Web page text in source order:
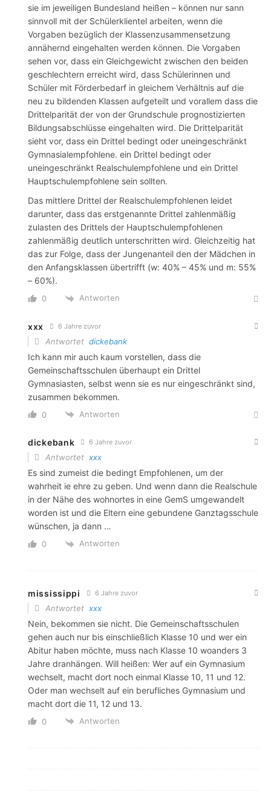
sie im jeweiligen Bundesland heißen – können nur sann
sinnvoll mit der Schülerklientel arbeiten, wenn die
Vorgaben bezüglich der Klassenzusammensetzung
annähernd eingehalten werden können. Die Vorgaben
sehen vor, dass ein Gleichgewicht zwischen den beiden
geschlechtern erreicht wird, dass Schülerinnen und
Schüler mit Förderbedarf in gleichem Verhältnis auf die
neu zu bildenden Klassen aufgeteilt und vorallem dass die
Drittelparität der von der Grundschule prognostizierten
Bildungsabschlüsse eingehalten wird. Die Drittelparität
sieht vor, dass ein Drittel bedingt oder uneingeschränkt
Gymnasialempfohlene. ein Drittel bedingt oder
uneingeschränkt Realschulempfohlene und ein Drittel
Hauptschulempfohlene sein sollten.
Das mittlere Drittel der Realschulempfohlenen leidet
darunter, dass das erstgenannte Drittel zahlenmäßig
zulasten des Drittels der Hauptschulempfohlenen
zahlenmäßig deutlich unterschritten wird. Gleichzeitig hat
das zur Folge, dass der Jungenanteil den der Mädchen in
den Anfangsklassen übertrifft (w: 40% – 45% und m: 55%
– 60%).
0 Antworten
xxx 6 Jahre zuvor
Antwortet dickebank
Ich kann mir auch kaum vorstellen, dass die
Gemeinschaftsschulen überhaupt ein Drittel
Gymnasiasten, selbst wenn sie es nur eingeschränkt sind,
zusammen bekommen.
0 Antworten
dickebank 6 Jahre zuvor
Antwortet xxx
Es sind zumeist die bedingt Empfohlenen, um der
wahrheit ie ehre zu geben. Und wenn dann die Realschule
in der Nähe des wohnortes in eine GemS umgewandelt
worden ist und die Eltern eine gebundene Ganztagsschule
wünschen, ja dann …
0 Antworten
mississippi 6 Jahre zuvor
Antwortet xxx
Nein, bekommen sie nicht. Die Gemeinschaftsschulen
gehen auch nur bis einschließlich Klasse 10 und wer ein
Abitur haben möchte, muss nach Klasse 10 woanders 3
Jahre dranhängen. Will heißen: Wer auf ein Gymnasium
wechselt, macht dort noch einmal Klasse 10, 11 und 12.
Oder man wechselt auf ein berufliches Gymnasium und
macht dort die 11, 12 und 13.
0 Antworten